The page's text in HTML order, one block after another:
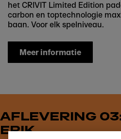
het CRIVIT Limited Edition
carbon en toptechnologie
baan. Voor elk spelniveau.
Meer informatie
AFLEVERING
ERIK